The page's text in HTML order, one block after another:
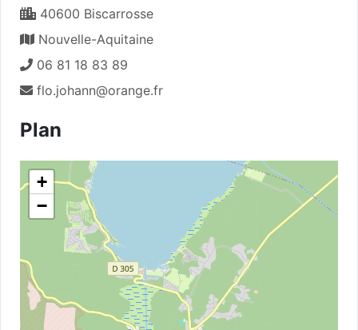
40600 Biscarrosse
Nouvelle-Aquitaine
06 81 18 83 89
flo.johann@orange.fr
Plan
+
−